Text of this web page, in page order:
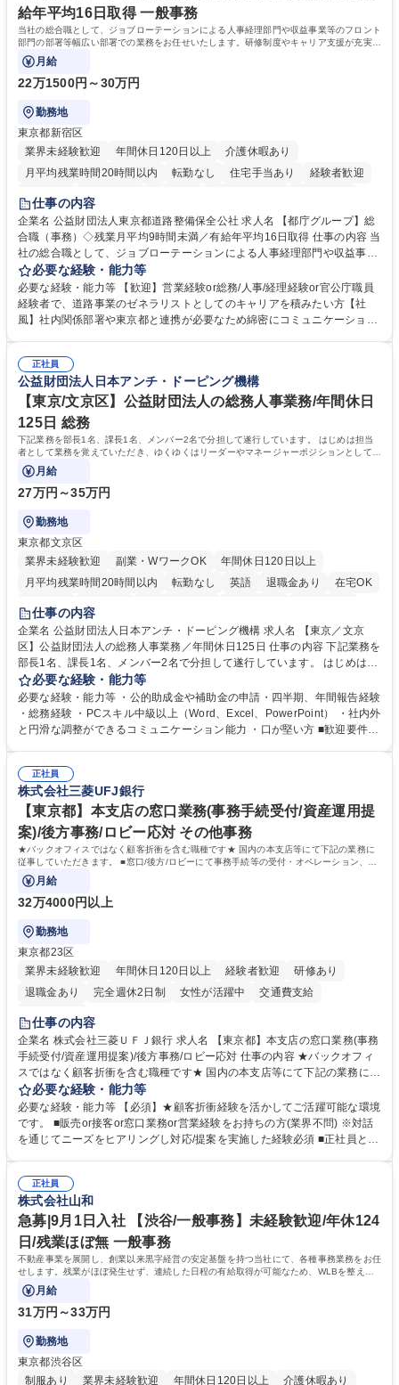
給年平均16日取得 一般事務
当社の総合職として、ジョブローテーションによる人事経理部門や収益事業等のフロント
部門の部署等幅広い部署での業務をお任せいたします。研修制度やキャリア支援が充実し
ております！ ※下記業務詳細
月給
22万1500円～30万円
勤務地
東京都新宿区
業界未経験歓迎
年間休日120日以上
介護休暇あり
月平均残業時間20時間以内
転勤なし 住宅手当あり
経験者歓迎
研修あり
退職金あり
駅近5分以内
資格取得手当あり 食事補助あり
仕事の内容
企業名 公益財団法人東京都道路整備保全公社 求人名 【都庁グループ】総
合職（事務）◇残業月平均9時間未満／有給年平均16日取得 仕事の内容 当
社の総合職として、ジョブローテーションによる人事経理部門や収益事業
等のフロント部門の部署等幅広い部署での業務をお任せいたします。研修
制度やキャリア支援が充実しております！ ※下記業務詳細 【業務詳細】■
管理部門：広報、人事、経理など当公社の運営に係る管理業務 ■収益部
門：駐車場の新規開拓、管理運営、新宿駅西口広場の「イベントコーナ
道路施設や道路工事現場の見学ツアー事業 ※入社後は上記いずれかの部門
へ配属。※業務内容変更の範囲：会社の定める業務 募集職種 【都庁グル
ープ】総合職（事務）◇残業月平均9時間未満／有給年平均16日取得
必要な経験・能力等
必要な経験・能力等 【歓迎】営業経験or総務/人事/経理経験or官公庁職員
経験者で、道路事業のゼネラリストとしてのキャリアを積みたい方【社
風】社内関係部署や東京都と連携が必要なため綿密にコミュニケーション
部門など多岐に渡る業務を経験できます。 ■様々なプロジェクト：駐車場
事業の他、新宿駅西口広場内に設置された照明を兼ねた広告「ブライトサ
イン」の管理運営を行うなど、事業収益を生み出す活動を積極的に行って
います。 学歴・資格 学歴：大学院 大学 高専 短大 専修学校 高校 語学力：
資格：
正社員
公益財団法人日本アンチ・ドーピング機構
【東京/文京区】公益財団法人の総務人事業務/年間休日
125日 総務
下記業務を部長1名、課長1名、メンバー2名で分担して遂行しています。 はじめは担当
者として業務を覚えていただき、ゆくゆくはリーダーやマネージャーポジションとして活
躍いただくことを期待しています。
月給
27万円～35万円
勤務地
東京都文京区
業界未経験歓迎
副業・WワークOK
年間休日120日以上
月平均残業時間20時間以内
転勤なし 英語 退職金あり
在宅OK
賞与あり
育休あり
食事補助あり
仕事の内容
企業名 公益財団法人日本アンチ・ドーピング機構 求人名 【東京／文京
区】公益財団法人の総務人事業務／年間休日125日 仕事の内容 下記業務を
部長1名、課長1名、メンバー2名で分担して遂行しています。 はじめは担
当者として業務を覚えていただき、ゆくゆくはリーダーやマネージャーポ
ジションとして活躍いただくことを期待しています。 【総務・人事グルー
プの業務内容】 ・人事制度関連 ・採用活動 ・教育研修の企画、実行 ・勤
怠管理 ・官公庁への各種提出 ・法定の会議運営（評議員会、理事会） ・
管理 ・福利厚生関連 ・職員からの問合せ、相談対応 ・その他日常の総務
業務全般 募集職種 【東京／文京区】公益財団法人の総務人事業務／年間
休日125日
必要な経験・能力等
必要な経験・能力等 ・公的助成金や補助金の申請・四半期、年間報告経験
・総務経験 ・PCスキル中級以上（Word、Excel、PowerPoint） ・社内外
と円滑な調整ができるコミュニケーション能力 ・口が堅い方 ■歓迎要件
正社員
株式会社三菱UFJ銀行
【東京都】本支店の窓口業務(事務手続受付/資産運用提
案)/後方事務/ロビー応対 その他事務
★バックオフィスではなく顧客折衝を含む職種です★ 国内の本支店等にて下記の業務に
従事していただきます。 ■窓口/後方/ロビーにて事務手続等の受付・オペレーション、お
客様対応
月給
32万4000円以上
勤務地
東京都23区
業界未経験歓迎
年間休日120日以上 経験者歓迎
研修あり
退職金あり
完全週休2日制 女性が活躍中
交通費支給
土日祝休み
仕事の内容
企業名 株式会社三菱ＵＦＪ銀行 求人名 【東京都】本支店の窓口業務(事務
手続受付/資産運用提案)/後方事務/ロビー応対 仕事の内容 ★バックオフィ
スではなく顧客折衝を含む職種です★ 国内の本支店等にて下記の業務に従
事していただきます。 ■窓口/後方/ロビーにて事務手続等の受付・オペレ
ーション、お客様対応 ■窓口にて、ご来店された個人のお客様に対して金
融商品のご提案 ■効率的な事務運用の検討・構築等 ≪業務紹介：ご応募前
に必ずご覧ください≫ ※記事 https://www.mysite.bk.mufg.jp/career/circle/
必要な経験・能力等
必要な経験・能力等 【必須】★顧客折衝経験を活かしてご活躍可能な環境
です。 ■販売or接客or窓口業務or営業経験をお持ちの方(業界不問) ※対話
を通じてニーズをヒアリングし対応/提案を実施した経験必須 ■正社員とし
るので安心して入行いただけます。 幅広いキャリアの選択肢があり、公募
や社内副業等を活用し、 一人ひとりが挑戦できるカルチャーが浸透してい
ます。 学歴・資格 学歴：大学院 大学 高専 短大 専修学校 高校 語学力：
資格：
正社員
株式会社山和
急募|9月1日入社 【渋谷/一般事務】未経験歓迎/年休124
日/残業ほぼ無 一般事務
不動産事業を展開し、創業以来黒字経営の安定基盤を持つ当社にて、各種事務業務をお任
せします。残業がほぼ発生せず、連続した日程の有給取得が可能なため、WLBを整えた
い方にお勧めの環境です！
月給
31万円～33万円
勤務地
東京都渋谷区
制服あり
業界未経験歓迎 年間休日120日以上 介護休暇あり